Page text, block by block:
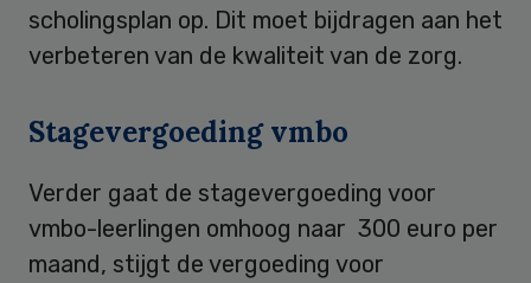
scholingsplan op. Dit moet bijdragen aan het
verbeteren van de kwaliteit van de zorg.
Stagevergoeding vmbo
Verder gaat de stagevergoeding voor
vmbo-leerlingen omhoog naar 300 euro per
maand, stijgt de vergoeding voor